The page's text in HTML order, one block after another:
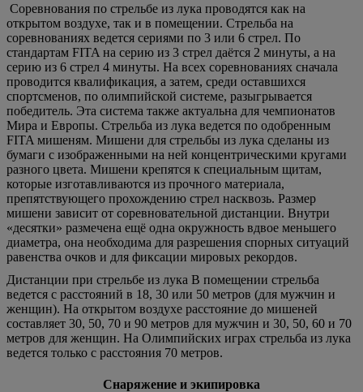
Соревнования по стрельбе из лука проводятся как на
открытом воздухе, так и в помещении. Стрельба на
соревнованиях ведется сериями по 3 или 6 стрел. По
стандартам FITA на серию из 3 стрел даётся 2 минуты, а на
серию из 6 стрел 4 минуты. На всех соревнованиях сначала
проводится квалификация, а затем, среди оставшихся
спортсменов, по олимпийской системе, разыгрывается
победитель. Эта система также актуальна для чемпионатов
Мира и Европы. Стрельба из лука ведется по одобренным
FITA мишеням. Мишени для стрельбы из лука сделаны из
бумаги с изображенными на ней концентрическими кругами
разного цвета. Мишени крепятся к специальным щитам,
которые изготавливаются из прочного материала,
препятствующего прохождению стрел насквозь. Размер
мишени зависит от соревновательной дистанции. Внутри
«десятки» размечена ещё одна окружность вдвое меньшего
диаметра, она необходима для разрешения спорных ситуаций
равенства очков и для фиксации мировых рекордов.
Дистанции при стрельбе из лука В помещении стрельба
ведется с расстояний в 18, 30 или 50 метров (для мужчин и
женщин). На открытом воздухе расстояние до мишеней
составляет 30, 50, 70 и 90 метров для мужчин и 30, 50, 60 и 70
метров для женщин. На Олимпийских играх стрельба из лука
ведется только с расстояния 70 метров.
Снаряжение и экипировка